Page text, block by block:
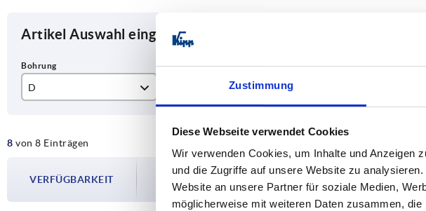
Zustimmung
Diese Webseite verwendet Cookies
Wir verwenden Cookies, um Inhalte und Anzeigen
und die Zugriffe auf unsere Website zu
Website an unsere Partner für soziale Medien,
möglicherweise mit weiteren Daten zusammen,
Artikel Auswahl eingrenzen
D
6
10
32
40
16
20
8 von 8 Einträgen
VERFÜGBARKEIT
Die Verfügbarkeiten werden in regelmäßigen Abständen mehrmals
Im finalen Schritt vor Abschluss Ihrer Bestellung erfahren Sie das
Versanddatum.